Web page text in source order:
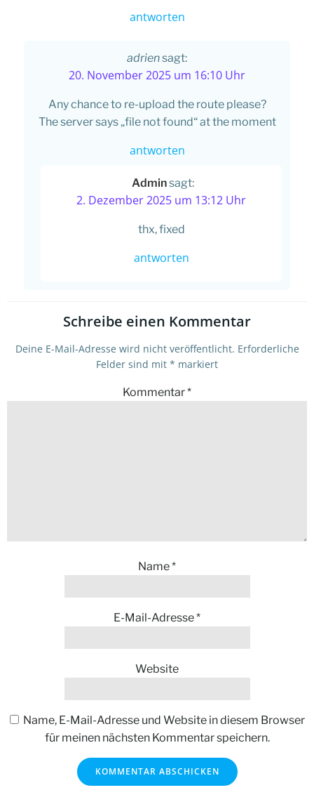
antworten
adriensagt:
20. November 2025 um 16:10 Uhr
Any chance to re-upload the route please?
The server says „file not found“ at the moment
antworten
Adminsagt:
2. Dezember 2025 um 13:12 Uhr
thx, fixed
antworten
Schreibe einen Kommentar
Deine E-Mail-Adresse wird nicht veröffentlicht. Erforderliche
Felder sind mit * markiert
Kommentar*
Name*
E-Mail-Adresse*
Website
Name, E-Mail-Adresse und Website in diesem Browser
für meinen nächsten Kommentar speichern.